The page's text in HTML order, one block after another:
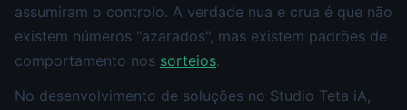
assumiram o controlo. A verdade nua e crua é que não
existem números "azarados", mas existem padrões de
comportamento nos sorteios.
No desenvolvimento de soluções no Studio Teta iA,